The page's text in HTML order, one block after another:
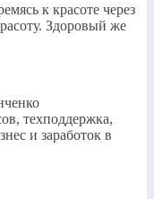
к красоте через
Здоровый же
техподдержка,
и заработок в